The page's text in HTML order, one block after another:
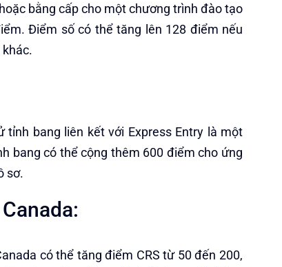
bằng cấp cho một chương trình đào tạo
Điểm số có thể tăng lên 128 điểm nếu
bang liên kết với Express Entry là một
bang có thể cộng thêm 600 điểm cho ứng
sơ.
có thể tăng điểm CRS từ 50 đến 200,